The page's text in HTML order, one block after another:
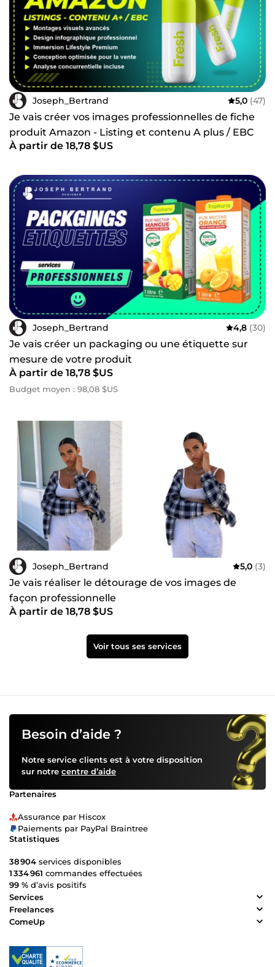
Joseph_Bertrand 5,0 (47)
Je vais créer vos images professionnelles de fiche
produit Amazon - Listing et contenu A plus / EBC
À partir de 18,78 $US
Joseph_Bertrand 4,8 (30)
Je vais créer un packaging ou une étiquette sur
mesure de votre produit
À partir de 18,78 $US
Budget moyen : 98,08 $US
Joseph_Bertrand 5,0 (3)
Je vais réaliser le détourage de vos images de
façon professionnelle
À partir de 18,78 $US
Voir tous ses services
Besoin d’aide ?
Notre service clients est à votre disposition
sur notre centre d’aide
Partenaires
Assurance par Hiscox
Paiements par PayPal Braintree
Statistiques
38 904 services disponibles
1 334 961 commandes effectuées
99 % d’avis positifs
Services
Freelances
ComeUp